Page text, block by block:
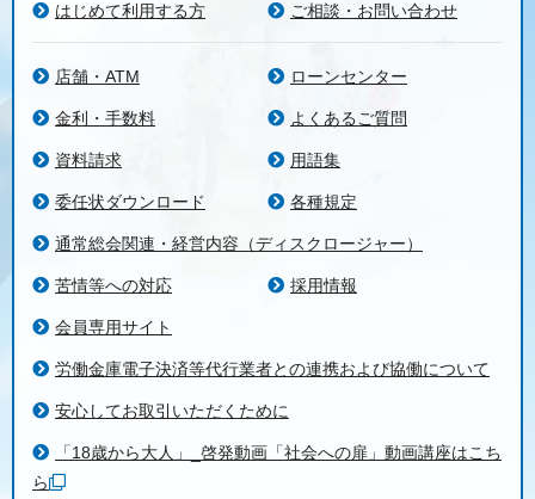
はじめて利用する方 ご相談・お問い合わせ
店舗・ATM ローンセンター
金利・手数料 よくあるご質問
資料請求 用語集
委任状ダウンロード 各種規定
通常総会関連・経営内容（ディスクロージャー）
苦情等への対応 採用情報
会員専用サイト
労働金庫電子決済等代行業者との連携および協働について
安心してお取引いただくために
「18歳から大人」_啓発動画「社会への扉」動画講座はこち
ら